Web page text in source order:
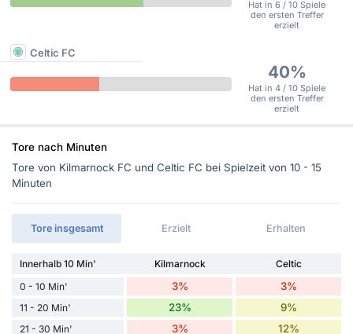
Hat in 6 / 10 Spiele
den ersten Treffer
erzielt
Celtic FC
40%
Hat in 4 / 10 Spiele
den ersten Treffer
erzielt
Tore nach Minuten
Tore von Kilmarnock FC und Celtic FC bei Spielzeit von 10 - 15
Minuten
Tore insgesamt Erzielt Erhalten
Innerhalb 10 Min' Kilmarnock
Celtic
0 - 10 Min'
3% 3%
11 - 20 Min' 23% 9%
21 - 30 Min' 3% 12%